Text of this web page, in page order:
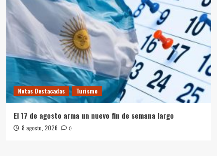
Notas Destacadas Turismo
El 17 de agosto arma un nuevo fin de semana largo
8 agosto, 2026 0